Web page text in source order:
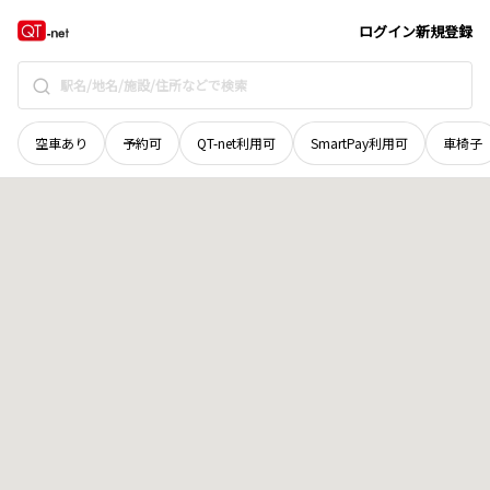
ログイン新規登録
空車あり 予約可 QT-net利用可 SmartPay利用可 車椅子
石川県